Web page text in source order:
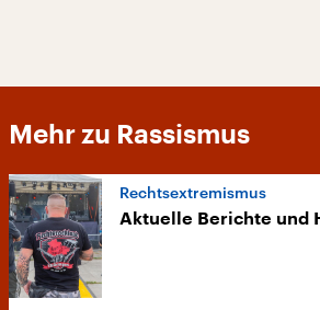
Mehr zu Rassismus
Rechtsextremismus
Aktuelle Berichte und